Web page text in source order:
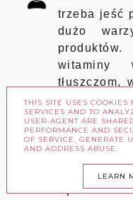
trzeba jeść
dużo
witaminy
tłuszczom,
jakości
oczywiście
surowo!
Odpowiedzi
THIS SITE USES
SERVICES AND TO
USER-AGENT ARE
PERFORMANCE AND
OF SERVICE, GENERATE
AND ADDRESS ABUSE.
LEARN